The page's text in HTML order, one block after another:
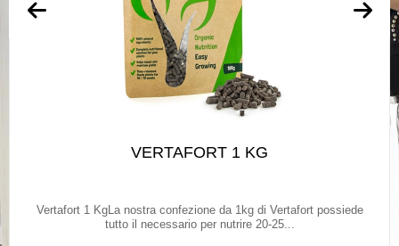
VERTAFORT 1 KG
Vertafort 1 KgLa nostra confezione da 1kg di Vertafort possiede
tutto il necessario per nutrire 20-25...